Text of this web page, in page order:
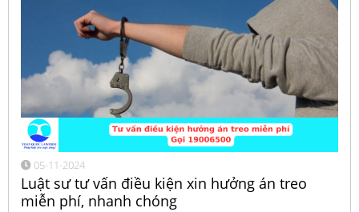
05-11-2024
Luật sư tư vấn điều kiện xin hưởng án treo
miễn phí, nhanh chóng